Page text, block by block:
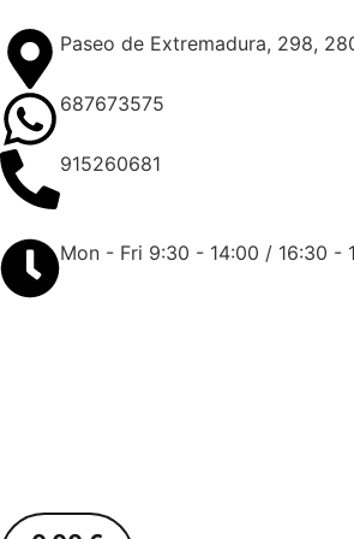
Paseo de Extremadura, 298,
687673575
915260681
Mon - Fri 9:30 - 14:00 / 16:30 -